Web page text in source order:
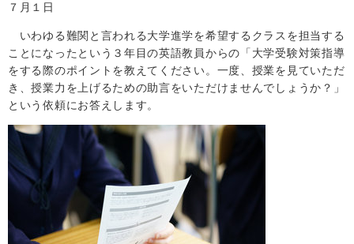
７月１日
いわゆる難関と言われる大学進学を希望するクラスを担当する
ことになったという３年目の英語教員からの「大学受験対策指導
をする際のポイントを教えてください。一度、授業を見ていただ
き、授業力を上げるための助言をいただけませんでしょうか？」
という依頼にお答えします。